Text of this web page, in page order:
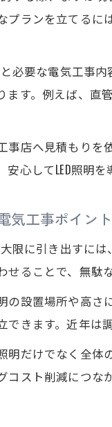
プランを立てるに
必要な電気工事
ます。例えば、直
事店へ見積もりを
心してLED照明
気工事ポイント
大限に引き出すに
せることで、無駄
の設置場所や高さ
きます。近年は
明だけでなく全体
コスト削減につ